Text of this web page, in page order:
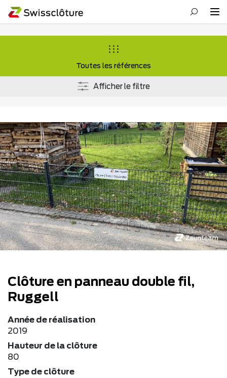
Toutes les références
Afficher le filtre
Clôture en panneau double fil,
Ruggell
Année de réalisation
2019
Hauteur de la clôture
80
Type de clôture